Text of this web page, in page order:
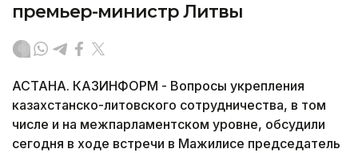
премьер-министр Литвы
АСТАНА. КАЗИНФОРМ - Вопросы укрепления
казахстанско-литовского сотрудничества, в том
числе и на межпарламентском уровне, обсудили
сегодня в ходе встречи в Мажилисе председатель